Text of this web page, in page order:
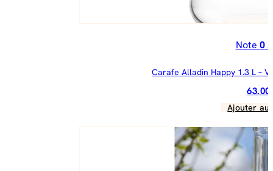
Note 0
Carafe Alladin Happy 1.3 L –
63.00
Ajouter au